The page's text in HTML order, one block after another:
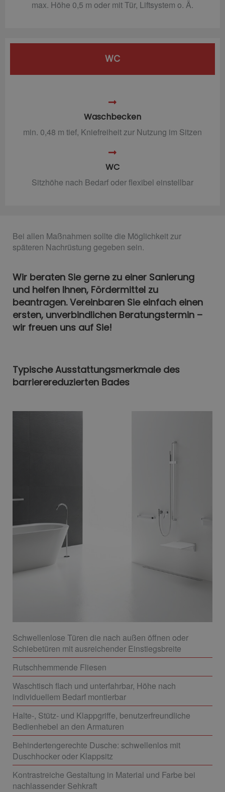
max. Höhe 0,5 m oder mit Tür, Liftsystem o. Ä.
WC
Waschbecken
min. 0,48 m tief, Kniefreiheit zur Nutzung im Sitzen
WC
Sitzhöhe nach Bedarf oder flexibel einstellbar
Bei allen Maßnahmen sollte die Möglichkeit zur
späteren Nachrüstung gegeben sein.
Wir beraten Sie gerne zu einer Sanierung
und helfen Ihnen, Fördermittel zu
beantragen. Vereinbaren Sie einfach einen
ersten, unverbindlichen Beratungstermin –
wir freuen uns auf Sie!
Typische Ausstattungsmerkmale des
barrierereduzierten Bades
Schwellenlose Türen die nach außen öffnen oder
Schiebetüren mit ausreichender Einstiegsbreite
Rutschhemmende Fliesen
Waschtisch flach und unterfahrbar, Höhe nach
individuellem Bedarf montierbar
Halte-, Stütz- und Klappgriffe, benutzerfreundliche
Bedienhebel an den Armaturen
Behindertengerechte Dusche: schwellenlos mit
Duschhocker oder Klappsitz
Kontrastreiche Gestaltung in Material und Farbe bei
nachlassender Sehkraft